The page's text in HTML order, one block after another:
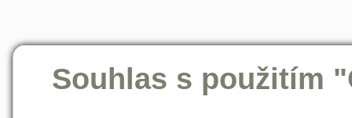
Souhlas s použitím